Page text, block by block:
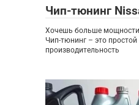
Чип-тюнинг
Хочешь больше мощности
Чип-тюнинг – это простой
производительность